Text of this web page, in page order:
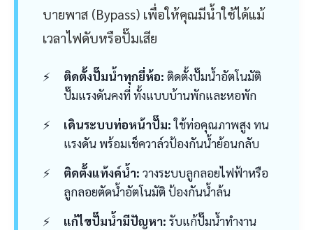
บายพาส (Bypass) เพื่อให้คุณมีน้ำใช้ได้แม้
เวลาไฟดับหรือปั๊มเสีย
ติดตั้งปั๊มน้ำทุกยี่ห้อ: ติดตั้งปั๊มน้ำอัตโนมัติ
ปั๊มแรงดันคงที่ ทั้งแบบบ้านพักและหอพัก
เดินระบบท่อหน้าปั๊ม:ใช้ท่อคุณภาพสูง ทน
แรงดัน พร้อมเช็ควาล์วป้องกันน้ำย้อนกลับ
ติดตั้งแท้งค์น้ำ: วางระบบลูกลอยไฟฟ้าหรือ
ลูกลอยตัดน้ำอัตโนมัติ ป้องกันน้ำล้น
แก้ไขปั๊มน้ำมีปัญหา: รับแก้ปั๊มน้ำทำงาน